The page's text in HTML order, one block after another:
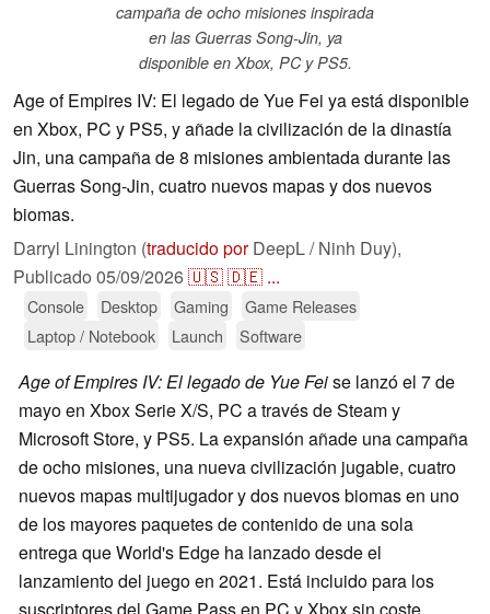
campaña de ocho misiones inspirada
en las Guerras Song-Jin, ya
disponible en Xbox, PC y PS5.
Age of Empires IV: El legado de Yue Fei ya está disponible
en Xbox, PC y PS5, y añade la civilización de la dinastía
Jin, una campaña de 8 misiones ambientada durante las
Guerras Song-Jin, cuatro nuevos mapas y dos nuevos
biomas.
Darryl Linington (traducido porDeepL / Ninh Duy),
Publicado 05/09/2026🇺🇸🇩🇪 ...
Console Desktop Gaming
Game Releases
Laptop / Notebook
Launch Software
Age of Empires IV: El legado de Yue Feise lanzó el 7 de
mayo en Xbox Serie X/S, PC a través de Steam y
Microsoft Store, y PS5. La expansión añade una campaña
de ocho misiones, una nueva civilización jugable, cuatro
nuevos mapas multijugador y dos nuevos biomas en uno
de los mayores paquetes de contenido de una sola
entrega que World's Edge ha lanzado desde el
lanzamiento del juego en 2021. Está incluido para los